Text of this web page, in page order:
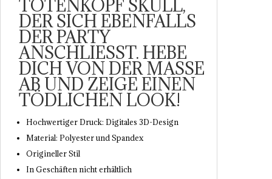
TOTENKOPF SKULL,
DER SICH EBENFALLS
DER PARTY
ANSCHLIESST. HEBE
DICH VON DER MASSE
AB UND ZEIGE EINEN
TÖDLICHEN LOOK!
Hochwertiger Druck: Digitales 3D-Design
Material: Polyester und Spandex
Origineller Stil
In Geschäften nicht erhältlich